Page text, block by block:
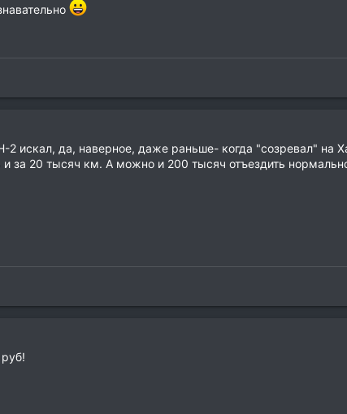
2 искал, да, наверное, даже раньше- когда "созревал" на
за 20 тысяч км. А можно и 200 тысяч отъездить